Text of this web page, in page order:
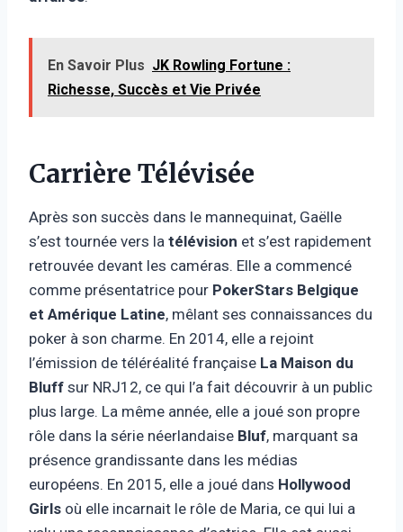
En Savoir Plus JK Rowling Fortune :
Richesse, Succès et Vie Privée
Carrière Télévisée
Après son succès dans le mannequinat, Gaëlle
s’est tournée vers la télévision et s’est rapidement
retrouvée devant les caméras. Elle a commencé
comme présentatrice pour PokerStars Belgique
et Amérique Latine, mêlant ses connaissances du
poker à son charme. En 2014, elle a rejoint
l’émission de téléréalité française La Maison du
Bluff sur NRJ12, ce qui l’a fait découvrir à un public
plus large. La même année, elle a joué son propre
rôle dans la série néerlandaise Bluf, marquant sa
présence grandissante dans les médias
européens. En 2015, elle a joué dans Hollywood
Girls où elle incarnait le rôle de Maria, ce qui lui a